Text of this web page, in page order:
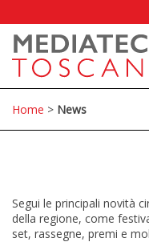
Home > News
Segui le principali novità
della regione, come
set, rassegne, premi e